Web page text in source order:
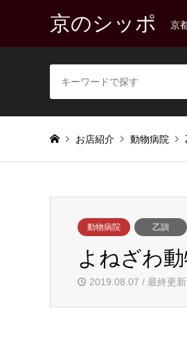
京のシッポ 京
お店紹介 動物病院
動物病院 乙訓
よねざわ
2019.08.07 / 最終更